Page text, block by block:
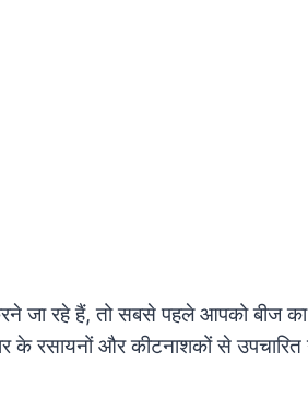
जा रहे हैं, तो सबसे पहले आपको बीज का
के रसायनों और कीटनाशकों से उपचारित